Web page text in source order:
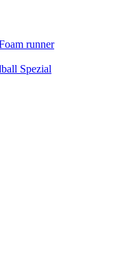
runner
Spezial